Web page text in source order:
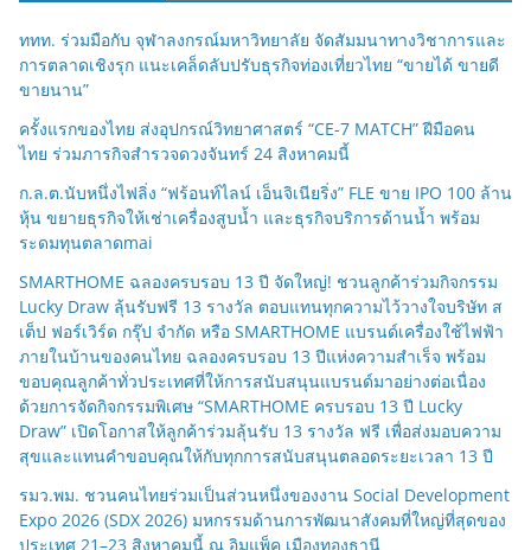
ททท. ร่วมมือกับ จุฬาลงกรณ์มหาวิทยาลัย จัดสัมมนาทางวิชาการและ
การตลาดเชิงรุก แนะเคล็ดลับปรับธุรกิจท่องเที่ยวไทย “ขายได้ ขายดี
ขายนาน”
ครั้งแรกของไทย ส่งอุปกรณ์วิทยาศาสตร์ “CE-7 MATCH” ฝีมือคน
ไทย ร่วมภารกิจสำรวจดวงจันทร์ 24 สิงหาคมนี้
ก.ล.ต.นับหนึ่งไฟลิ่ง “ฟร้อนท์ไลน์ เอ็นจิเนียริ่ง” FLE ขาย IPO 100 ล้าน
หุ้น ขยายธุรกิจให้เช่าเครื่องสูบน้ำ และธุรกิจบริการด้านน้ำ พร้อม
ระดมทุนตลาดmai
SMARTHOME ฉลองครบรอบ 13 ปี จัดใหญ่! ชวนลูกค้าร่วมกิจกรรม
Lucky Draw ลุ้นรับฟรี 13 รางวัล ตอบแทนทุกความไว้วางใจบริษัท ส
เต็ป ฟอร์เวิร์ด กรุ๊ป จำกัด หรือ SMARTHOME แบรนด์เครื่องใช้ไฟฟ้า
ภายในบ้านของคนไทย ฉลองครบรอบ 13 ปีแห่งความสำเร็จ พร้อม
ขอบคุณลูกค้าทั่วประเทศที่ให้การสนับสนุนแบรนด์มาอย่างต่อเนื่อง
ด้วยการจัดกิจกรรมพิเศษ “SMARTHOME ครบรอบ 13 ปี Lucky
Draw” เปิดโอกาสให้ลูกค้าร่วมลุ้นรับ 13 รางวัล ฟรี เพื่อส่งมอบความ
สุขและแทนคำขอบคุณให้กับทุกการสนับสนุนตลอดระยะเวลา 13 ปี
รมว.พม. ชวนคนไทยร่วมเป็นส่วนหนึ่งของงาน Social Development
Expo 2026 (SDX 2026) มหกรรมด้านการพัฒนาสังคมที่ใหญ่ที่สุดของ
ประเทศ 21–23 สิงหาคมนี้ ณ อิมแพ็ค เมืองทองธานี